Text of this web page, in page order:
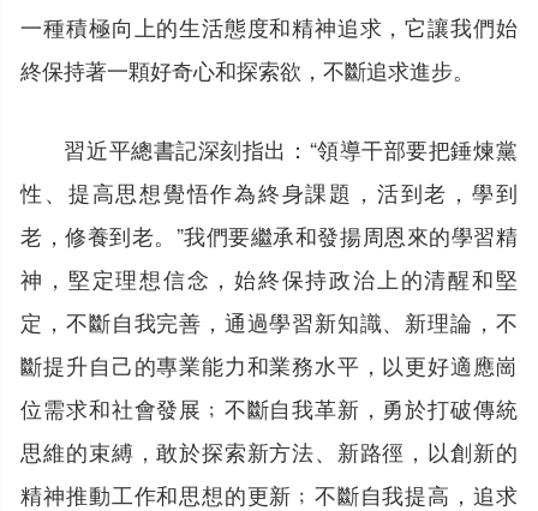
一種積極向上的生活態度和精神追求，它讓我們始
終保持著一顆好奇心和探索欲，不斷追求進步。
習近平總書記深刻指出：“領導干部要把錘煉黨
性、提高思想覺悟作為終身課題，活到老，學到
老，修養到老。”我們要繼承和發揚周恩來的學習精
神，堅定理想信念，始終保持政治上的清醒和堅
定，不斷自我完善，通過學習新知識、新理論，不
斷提升自己的專業能力和業務水平，以更好適應崗
位需求和社會發展﹔不斷自我革新，勇於打破傳統
思維的束縛，敢於探索新方法、新路徑，以創新的
精神推動工作和思想的更新﹔不斷自我提高，追求